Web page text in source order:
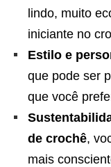
lindo, muito
iniciante no
Estilo e
que pode ser
que você
de crochê,
mais